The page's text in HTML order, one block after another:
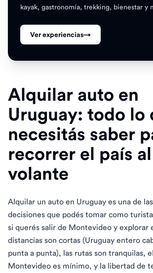
kayak, gastronomía, trekking, bienestar y
Ver experiencias→
Alquilar auto en
Uruguay: todo lo
necesitás saber
recorrer el país al
volante
Alquilar un auto en Uruguay es una de
decisiones que podés tomar como
si querés salir de Montevideo y explorar
distancias son cortas (Uruguay entero
punta a punta), las rutas son tranquilas,
Montevideo es mínimo, y la libertad de